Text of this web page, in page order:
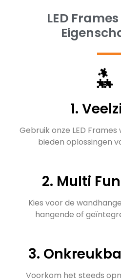
LED
1.
Gebruik onze LED
bieden oplossingen
2. Multi
Kies voor de
hangende of
3.
Voorkom het steeds